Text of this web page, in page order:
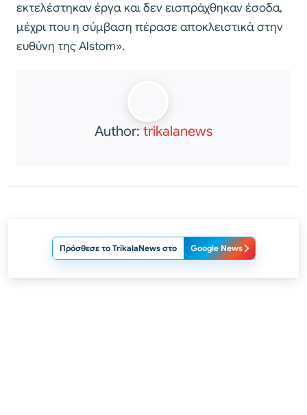
εκτελέστηκαν έργα και δεν εισπράχθηκαν έσοδα,
μέχρι που η σύμβαση πέρασε αποκλειστικά στην
ευθύνη της Alstom».
Author: trikalanews
Πρόσθεσε το TrikalaNews στο Google News